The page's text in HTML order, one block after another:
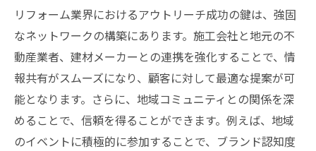
リフォーム業界におけるアウトリーチ成功の鍵は、強固
なネットワークの構築にあります。施工会社と地元の不
動産業者、建材メーカーとの連携を強化することで、情
報共有がスムーズになり、顧客に対して最適な提案が可
能となります。さらに、地域コミュニティとの関係を深
めることで、信頼を得ることができます。例えば、地域
のイベントに積極的に参加することで、ブランド認知度